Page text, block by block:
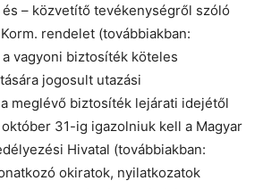
– közvetítő tevékenységről szóló
rendelet (továbbiakban:
vagyoni biztosíték köteles
jogosult utazási
meglévő biztosíték lejárati idejétől
31-ig igazolniuk kell a Magyar
Hivatal (továbbiakban:
okiratok, nyilatkozatok